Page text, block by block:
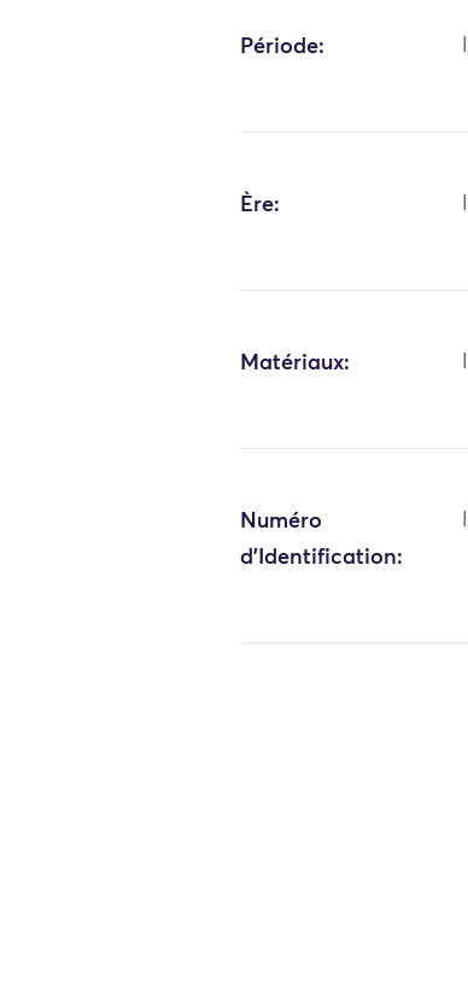
Période:
Ère:
Matériaux:
Numéro
d'Identification: